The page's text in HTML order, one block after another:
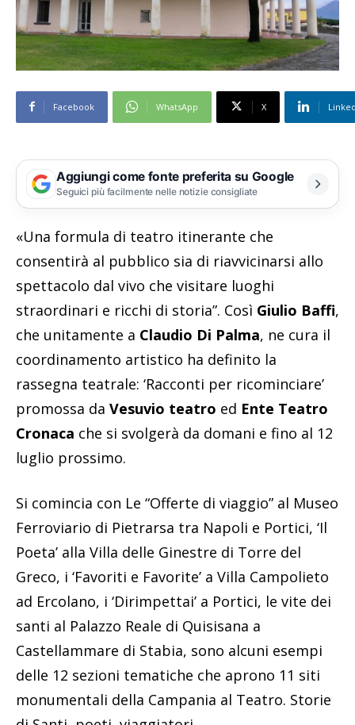
Facebook WhatsApp X
Aggiungi come fonte preferita su Google
Seguici più facilmente nelle notizie consigliate
«Una formula di teatro itinerante che
consentirà al pubblico sia di riavvicinarsi allo
spettacolo dal vivo che visitare luoghi
straordinari e ricchi di storia”. Così Giulio Baffi,
che unitamente a Claudio Di Palma, ne cura il
coordinamento artistico ha definito la
rassegna teatrale: ‘Racconti per ricominciare’
promossa da Vesuvio teatro ed Ente Teatro
Cronaca che si svolgerà da domani e fino al 12
luglio prossimo.
Si comincia con Le “Offerte di viaggio” al Museo
Ferroviario di Pietrarsa tra Napoli e Portici, ‘Il
Poeta’ alla Villa delle Ginestre di Torre del
Greco, i ‘Favoriti e Favorite’ a Villa Campolieto
ad Ercolano, i ‘Dirimpettai’ a Portici, le vite dei
santi al Palazzo Reale di Quisisana a
Castellammare di Stabia, sono alcuni esempi
delle 12 sezioni tematiche che aprono 11 siti
monumentali della Campania al Teatro. Storie